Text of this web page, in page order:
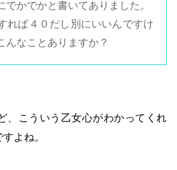
かでかと書いてありました。
れば４０だし別にいいんですけ
んなことありますか？
、こういう乙女心がわかってくれ
よね。